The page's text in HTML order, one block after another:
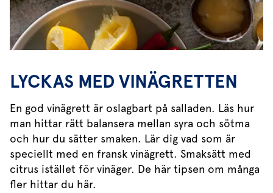
LYCKAS MED VINÄGRETTEN
En god vinägrett är oslagbart på salladen. Läs hur
man hittar rätt balansera mellan syra och sötma
och hur du sätter smaken. Lär dig vad som är
speciellt med en fransk vinägrett. Smaksätt med
citrus istället för vinäger. De här tipsen om många
fler hittar du här.